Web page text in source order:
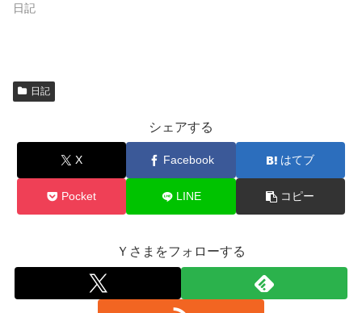
日記
日記
シェアする
X Facebook はてブ
Pocket LINE コピー
Ｙさまをフォローする